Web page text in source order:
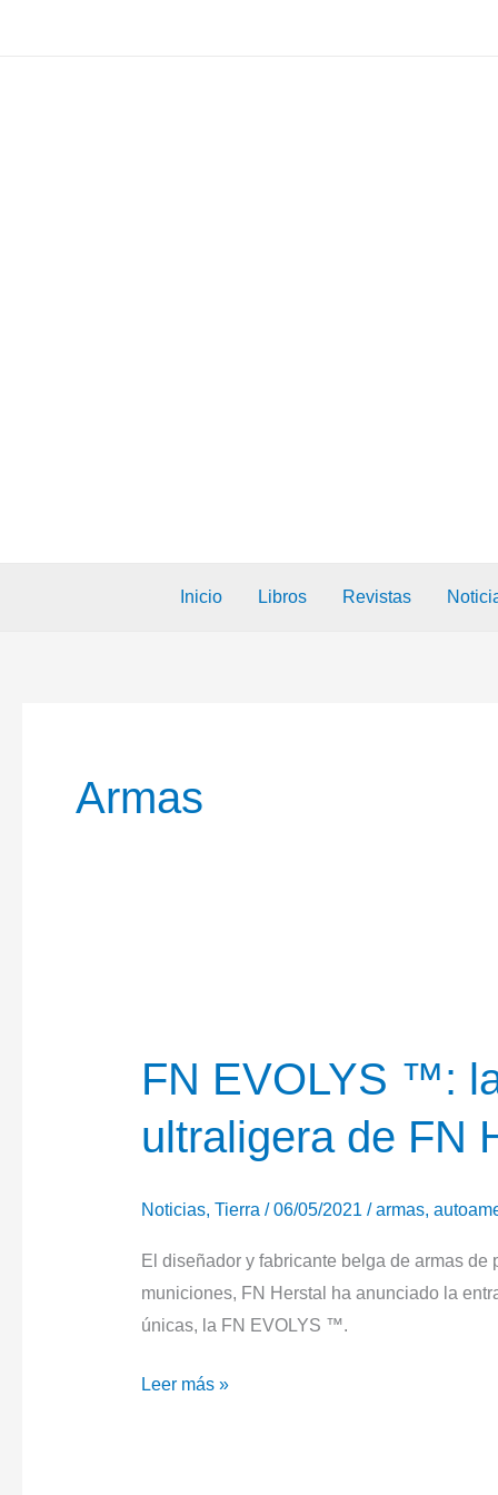
Inicio Libros Revistas
Armas
FN EVOLYS ™:
ultraligera de FN
Noticias, Tierra/06/05/2021 /armas,
El diseñador y fabricante belga de armas
municiones, FN Herstal ha anunciado la
únicas, la FN EVOLYS ™.
FN
Leer más »